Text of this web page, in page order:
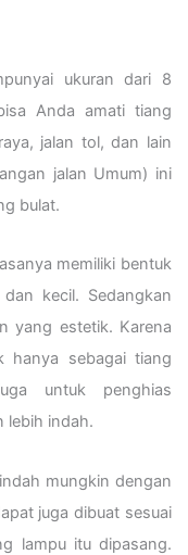
ukuran dari 8
Anda amati tiang
jalan tol, dan lain
jalan Umum) ini
bulat.
memiliki bentuk
kecil. Sedangkan
yang estetik. Karena
hanya sebagai tiang
untuk penghias
lebih indah.
mungkin dengan
juga dibuat sesuai
lampu itu dipasang.